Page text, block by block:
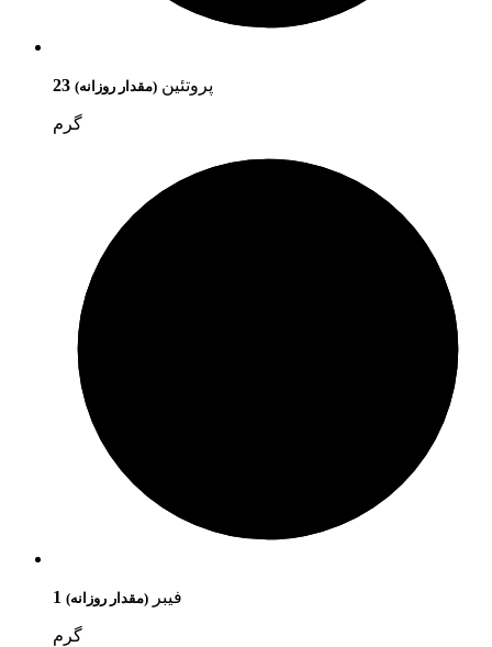
23 (مقدار روزانه) پروتئین
گرم
1 (مقدار روزانه) فیبر
گرم